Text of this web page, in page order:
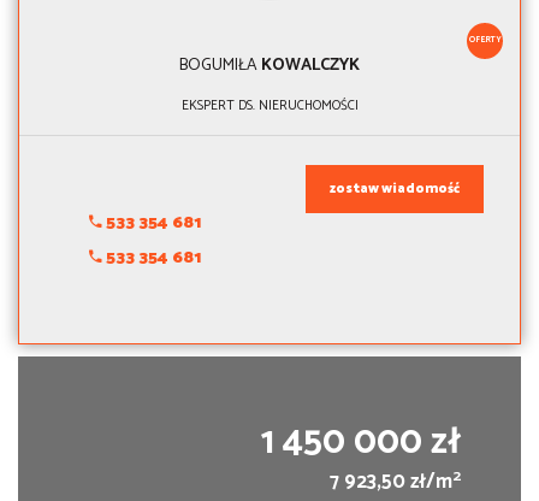
OFERTY
BOGUMIŁAKOWALCZYK
EKSPERT DS. NIERUCHOMOŚCI
533 354 681
533 354 681
zostaw wiadomość
1 450 000 zł
7 923,50 zł/m2